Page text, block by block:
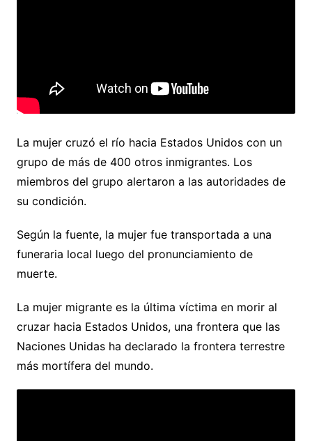
La mujer cruzó el río hacia Estados Unidos con un
grupo de más de 400 otros inmigrantes. Los
miembros del grupo alertaron a las autoridades de
su condición.
Según la fuente, la mujer fue transportada a una
funeraria local luego del pronunciamiento de
muerte.
La mujer migrante es la última víctima en morir al
cruzar hacia Estados Unidos, una frontera que las
Naciones Unidas ha declarado la frontera terrestre
más mortífera del mundo.